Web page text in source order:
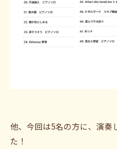
他、今回は5名の方に、演奏
た！